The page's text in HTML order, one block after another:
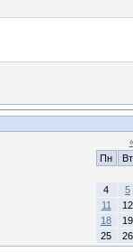
Пн
Вт
4
5
11
12
18
19
25
26